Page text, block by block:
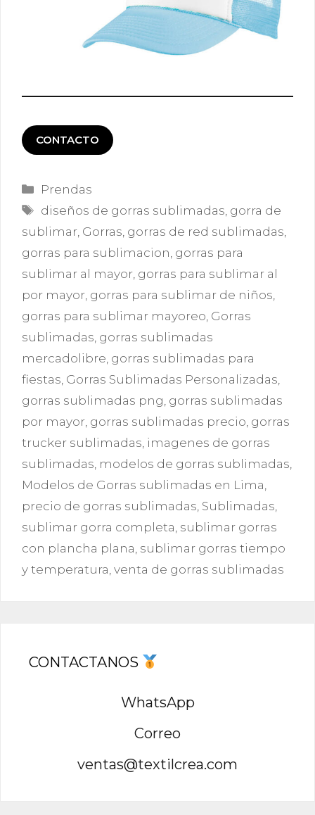
CONTACTO
Categorías
Prendas
Etiquetas
diseños de gorras sublimadas gorra de
sublimar Gorras gorras de red sublimadas
gorras para sublimacion gorras para
sublimar al mayor gorras para sublimar al
por mayor gorras para sublimar de niños
gorras para sublimar mayoreo Gorras
sublimadas gorras sublimadas
mercadolibre gorras sublimadas para
fiestas Gorras Sublimadas Personalizadas
gorras sublimadas png gorras sublimadas
por mayor gorras sublimadas precio gorras
trucker sublimadas imagenes de gorras
sublimadas modelos de gorras sublimadas
Modelos de Gorras sublimadas en Lima
precio de gorras sublimadas Sublimadas
sublimar gorra completa sublimar gorras
con plancha plana sublimar gorras tiempo
y temperatura venta de gorras sublimadas
CONTACTANOS
WhatsApp
Correo
ventas@textilcrea.com